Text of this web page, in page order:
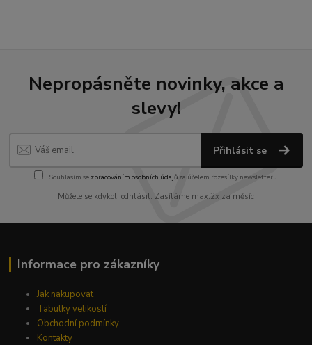
Nepropásněte novinky, akce a
slevy!
Přihlásit se
Souhlasím se zpracováním osobních údajůza účelem rozesílky newsletteru.
Můžete se kdykoli odhlásit. Zasíláme max.2x za měsíc
Informace pro zákazníky
Jak nakupovat
Tabulky velikostí
Obchodní podmínky
Kontakty